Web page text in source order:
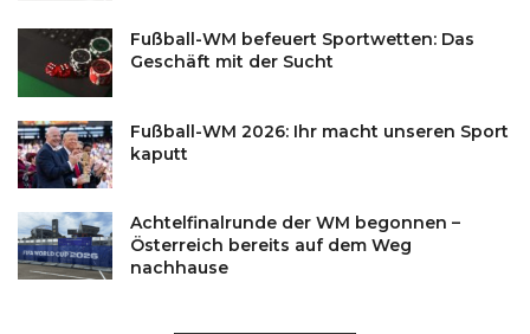
Fußball-WM befeuert Sportwetten: Das
Geschäft mit der Sucht
Fußball-WM 2026: Ihr macht unseren Sport
kaputt
Achtelfinalrunde der WM begonnen –
Österreich bereits auf dem Weg
nachhause